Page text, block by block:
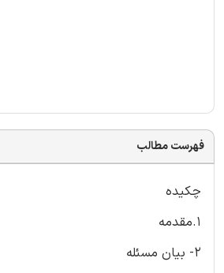
فهرست مطالب
چکیده
1.مقدمه
2- بیان مسئله